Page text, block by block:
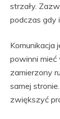
strzały.
podczas gdy
Komunikacja
powinni mieć
zamierzony
samej
zwiększyć